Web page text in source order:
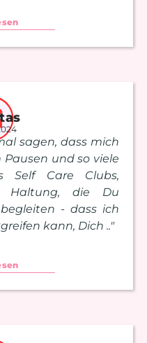
sagen, dass mich
und so viele
Self Care Clubs,
Haltung, die Du
- dass ich
kann, Dich .."